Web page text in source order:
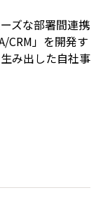
ズな部署間連携
CRM」を開発す
み出した自社事